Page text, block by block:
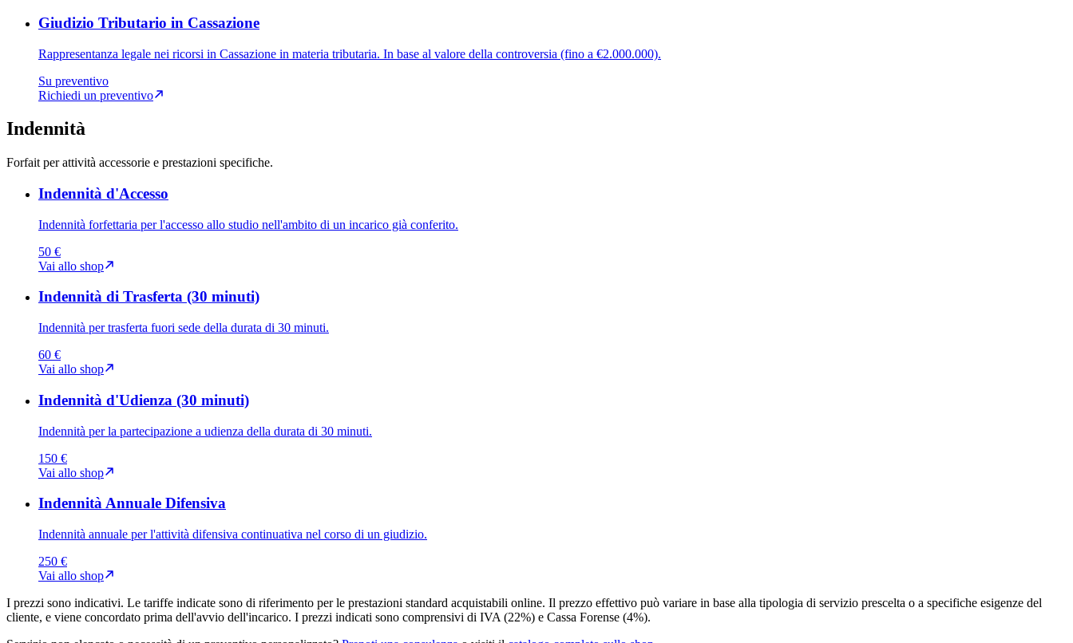
Giudizio Tributario in Cassazione
Rappresentanza legale nei ricorsi in Cassazione in materia tributaria. In base al valore della controversia (fino a €2.000.000).
Su preventivo
Richiedi un preventivo
Indennità
Forfait per attività accessorie e prestazioni specifiche.
Indennità d'Accesso
Indennità forfettaria per l'accesso allo studio nell'ambito di un incarico già conferito.
50 €
Vai allo shop
Indennità di Trasferta (30 minuti)
Indennità per trasferta fuori sede della durata di 30 minuti.
60 €
Vai allo shop
Indennità d'Udienza (30 minuti)
Indennità per la partecipazione a udienza della durata di 30 minuti.
150 €
Vai allo shop
Indennità Annuale Difensiva
Indennità annuale per l'attività difensiva continuativa nel corso di un giudizio.
250 €
Vai allo shop
I prezzi sono indicativi. Le tariffe indicate sono di riferimento per le prestazioni standard acquistabili online. Il prezzo effettivo può variare in base alla tipologia di servizio prescelta o a specifiche esigenze del
cliente, e viene concordato prima dell'avvio dell'incarico. I prezzi indicati sono comprensivi di IVA (22%) e Cassa Forense (4%).